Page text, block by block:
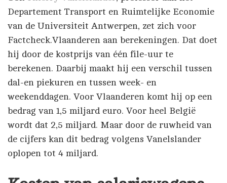
Departement Transport en Ruimtelijke Economie
van de Universiteit Antwerpen, zet zich voor
Factcheck.Vlaanderen aan berekeningen. Dat doet
hij door de kostprijs van één file-uur te
berekenen. Daarbij maakt hij een verschil tussen
dal-en piekuren en tussen week- en
weekenddagen. Voor Vlaanderen komt hij op een
bedrag van 1,5 miljard euro. Voor heel België
wordt dat 2,5 miljard. Maar door de ruwheid van
de cijfers kan dit bedrag volgens Vanelslander
oplopen tot 4 miljard.